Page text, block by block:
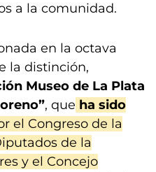
a la comunidad.
en la octava
la distinción,
Museo de La Plata
, que ha sido
el Congreso de la
de la
y el Concejo